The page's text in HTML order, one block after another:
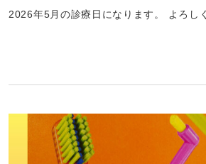
2026年5月の診療日になります。 よろし